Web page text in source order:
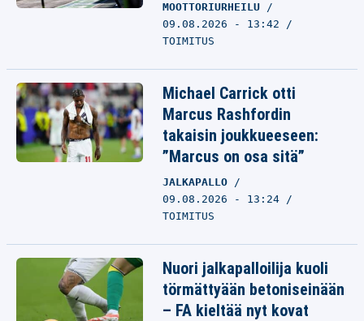
MOOTTORIURHEILU
09.08.2026 - 13:42
TOIMITUS
Michael Carrick otti
Marcus Rashfordin
takaisin joukkueeseen:
”Marcus on osa sitä”
JALKAPALLO
09.08.2026 - 13:24
TOIMITUS
Nuori jalkapalloilija kuoli
törmättyään betoniseinään
– FA kieltää nyt kovat